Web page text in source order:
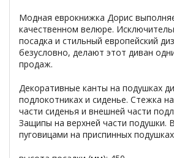
Модная еврокнижка Дорис
качественном велюре.
посадка и стильный европейский
безусловно, делают этот диван
продаж.
Декоративные канты на подушках
подлокотниках и сиденье. Стежка
части сиденья и внешней части
Защипы на верхней части подушки.
пуговицами на приспинных